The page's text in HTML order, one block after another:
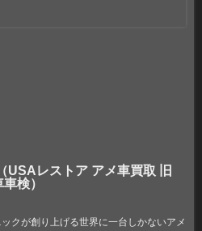
USAレストア アメ車買取 旧
車検）
クが創り上げる世界に一台しかないアメ